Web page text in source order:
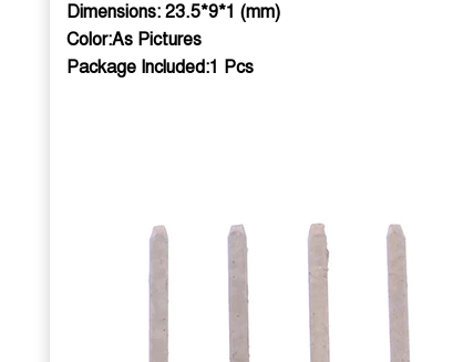
Dimensions: 23.5*9*1 (mm)
Color:As Pictures
Package Included:1 Pcs